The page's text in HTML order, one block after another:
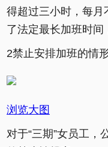
得超过三小时，每月
了法定最长加班时间
2禁止安排加班的情
浏览大图
对于“三期”女员工，